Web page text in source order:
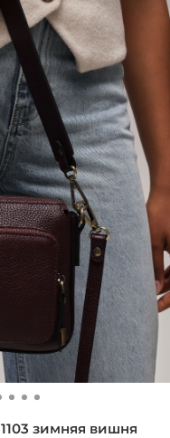
зимняя вишня